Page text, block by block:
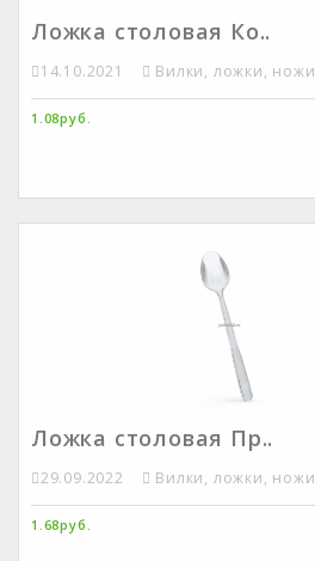
Ложка столовая Ко..
14.10.2021 Вилки, ложки, ножи
1.08руб.
Ложка столовая Пр..
29.09.2022 Вилки, ложки, ножи
1.68руб.